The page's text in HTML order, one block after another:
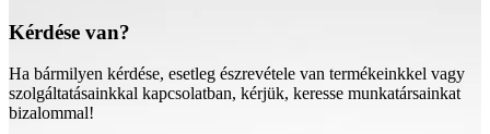
Kérdése van?
Ha bármilyen kérdése, esetleg észrevétele van termékeinkkel vagy
szolgáltatásainkkal kapcsolatban, kérjük, keresse munkatársainkat
bizalommal!